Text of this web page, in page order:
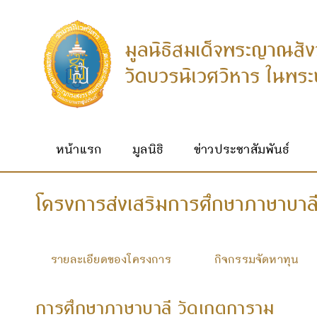
หน้าแรก มูลนิธิ ข่าวประชาสัมพันธ์
โครงการส่งเสริมการศึกษาภาษาบ
รายละเอียดของโครงการ กิจกรรมจัดหาทุน
การศึกษาภาษาบาลี วัดเกตการาม